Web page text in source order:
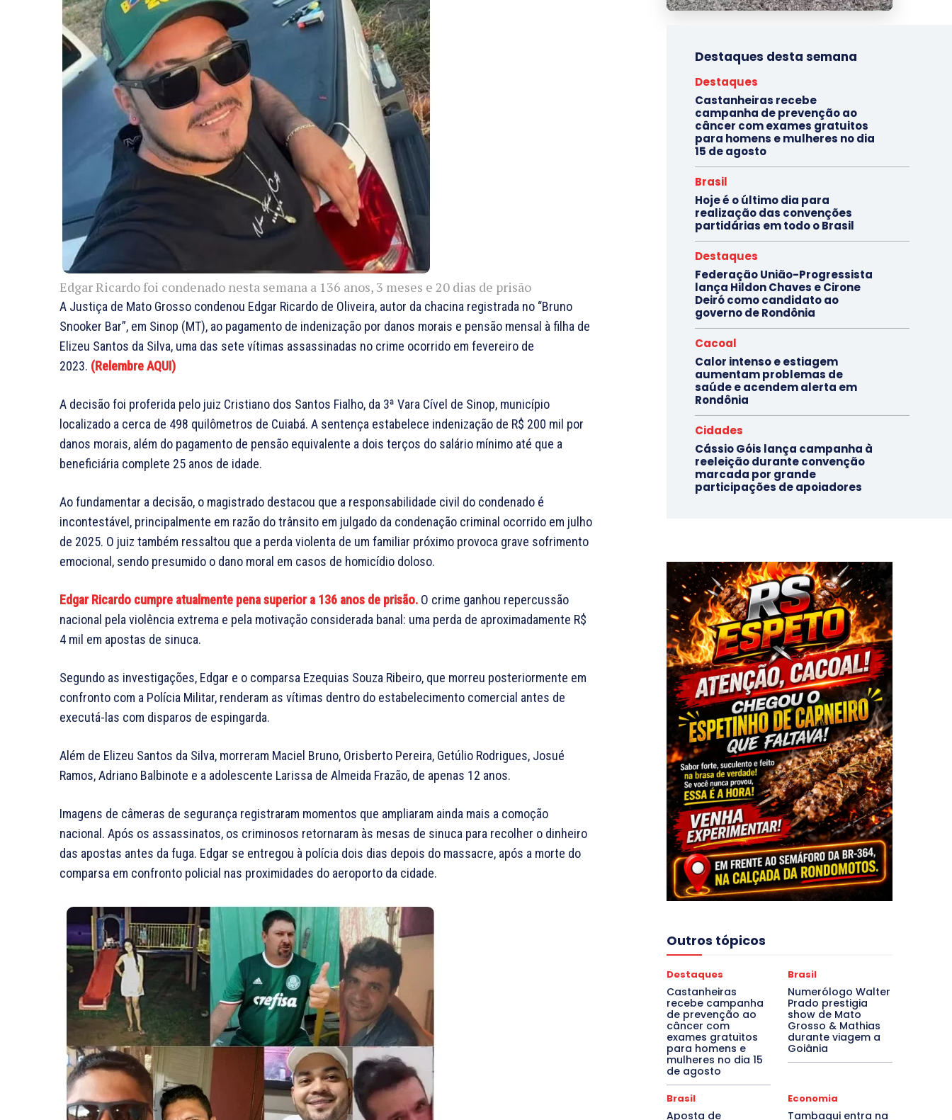
Edgar Ricardo foi condenado nesta semana a 136 anos, 3 meses e 20 dias de prisão
A Justiça de Mato Grosso condenou Edgar Ricardo de Oliveira, autor da chacina registrada no “Bruno
Snooker Bar”, em Sinop (MT), ao pagamento de indenização por danos morais e pensão mensal à filha de
Elizeu Santos da Silva, uma das sete vítimas assassinadas no crime ocorrido em fevereiro de
2023. (Relembre AQUI)
A decisão foi proferida pelo juiz Cristiano dos Santos Fialho, da 3ª Vara Cível de Sinop, município
localizado a cerca de 498 quilômetros de Cuiabá. A sentença estabelece indenização de R$ 200 mil por
danos morais, além do pagamento de pensão equivalente a dois terços do salário mínimo até que a
beneficiária complete 25 anos de idade.
Ao fundamentar a decisão, o magistrado destacou que a responsabilidade civil do condenado é
incontestável, principalmente em razão do trânsito em julgado da condenação criminal ocorrido em julho
de 2025. O juiz também ressaltou que a perda violenta de um familiar próximo provoca grave sofrimento
emocional, sendo presumido o dano moral em casos de homicídio doloso.
Edgar Ricardo cumpre atualmente pena superior a 136 anos de prisão. O crime ganhou repercussão
nacional pela violência extrema e pela motivação considerada banal: uma perda de aproximadamente R$
4 mil em apostas de sinuca.
Segundo as investigações, Edgar e o comparsa Ezequias Souza Ribeiro, que morreu posteriormente em
confronto com a Polícia Militar, renderam as vítimas dentro do estabelecimento comercial antes de
executá-las com disparos de espingarda.
Além de Elizeu Santos da Silva, morreram Maciel Bruno, Orisberto Pereira, Getúlio Rodrigues, Josué
Ramos, Adriano Balbinote e a adolescente Larissa de Almeida Frazão, de apenas 12 anos.
Imagens de câmeras de segurança registraram momentos que ampliaram ainda mais a comoção
nacional. Após os assassinatos, os criminosos retornaram às mesas de sinuca para recolher o dinheiro
das apostas antes da fuga. Edgar se entregou à polícia dois dias depois do massacre, após a morte do
comparsa em confronto policial nas proximidades do aeroporto da cidade.
Destaques desta semana
Destaques
Castanheiras recebe
campanha de prevenção ao
câncer com exames gratuitos
para homens e mulheres no dia
15 de agosto
Brasil
Hoje é o último dia para
realização das convenções
partidárias em todo o Brasil
Destaques
Federação União-Progressista
lança Hildon Chaves e Cirone
Deiró como candidato ao
governo de Rondônia
Cacoal
Calor intenso e estiagem
aumentam problemas de
saúde e acendem alerta em
Rondônia
Cidades
Cássio Góis lança campanha à
reeleição durante convenção
marcada por grande
participações de apoiadores
Outros tópicos
Destaques
Castanheiras
recebe campanha
de prevenção ao
câncer com
exames gratuitos
para homens e
mulheres no dia 15
de agosto
Brasil
Numerólogo Walter
Prado prestigia
show de Mato
Grosso & Mathias
durante viagem a
Goiânia
Brasil
Aposta de
Economia
Tambaqui entra na